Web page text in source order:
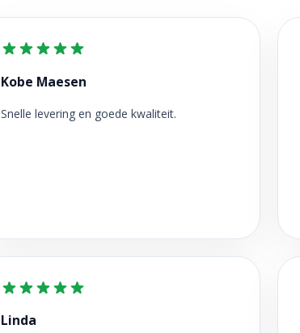
Kobe Maesen
Snelle levering en goede kwaliteit.
Linda